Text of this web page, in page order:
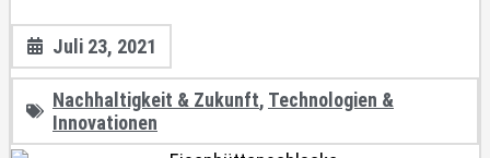
Juli 23, 2021
Nachhaltigkeit & Zukunft, Technologien &
Innovationen